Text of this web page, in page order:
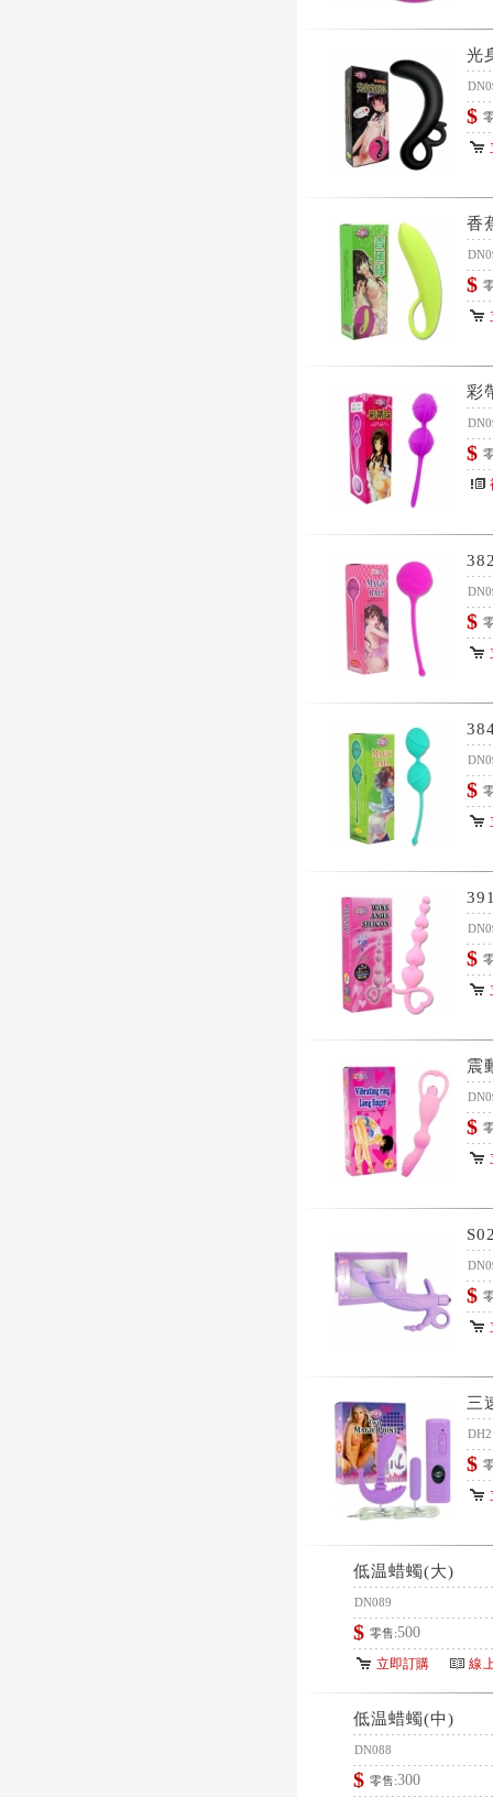
光
$
香
$
彩
$
$
$
$
震
$
$
三
$
低温蜡蠋(大)
DN089
$ 零售:500
立即訂購 線
低温蜡蠋(中)
DN088
$ 零售:300